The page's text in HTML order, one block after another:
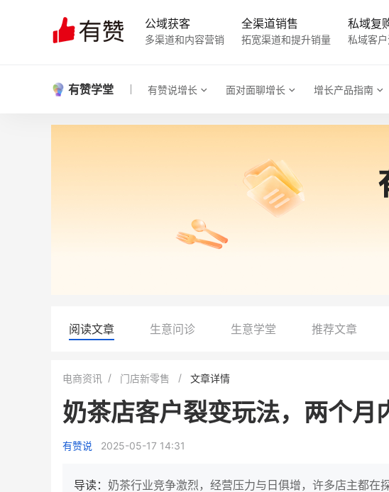
公域获客
多渠道和内容营销
全渠道销售
拓宽渠道和提升销量
私域复
私域客
有赞学堂 有赞说增长 面对面聊增长 增长产品指南
阅读文章 生意问诊 生意学堂 推荐文章
电商资讯 门店新零售 文章详情
奶茶店客户裂变玩法，两个月
有赞说 2025-05-17 14:31
导读： 奶茶行业竞争激烈，经营压力与日俱增，许多店主都
谦益香畴旗舰店
2000 万
IT精英回乡种地，撬动2000万生
2 万人
900 万
私域样本打法！新希望白帝乳业
三